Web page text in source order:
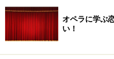
ロスト・イン・ヨンカーズ
オペラに学ぶ
い！